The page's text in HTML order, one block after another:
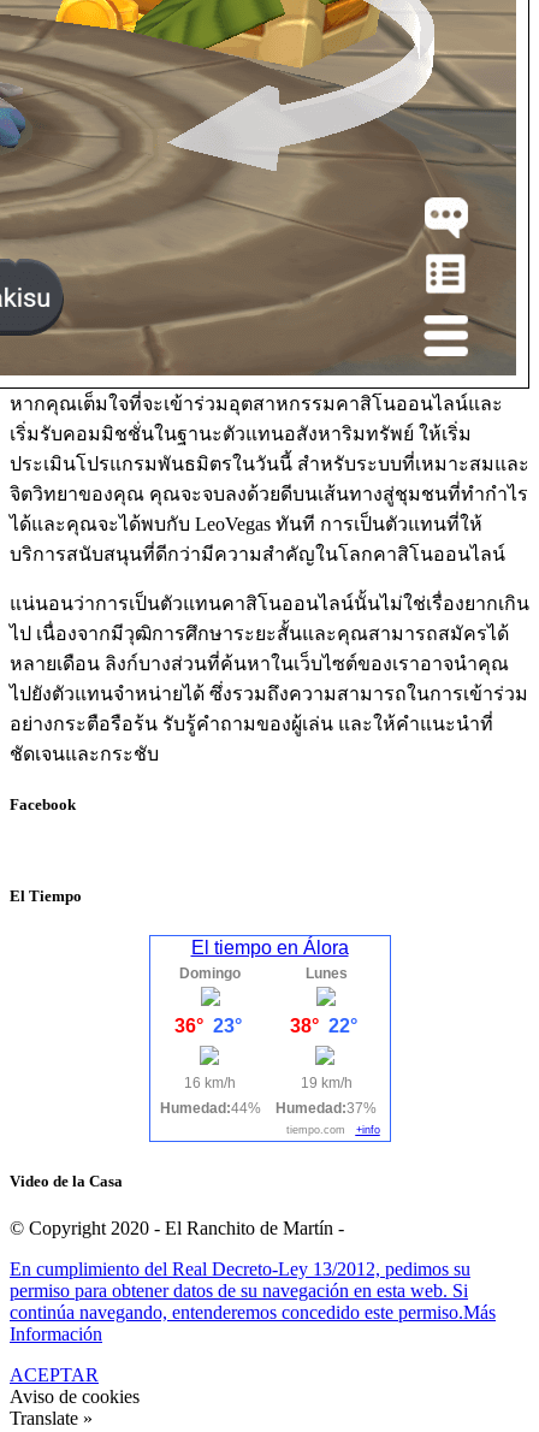
หากคุณเต็มใจที่จะเข้าร่วมอุตสาหกรรมคาสิโนออนไลน์และ
เริ่มรับคอมมิชชั่นในฐานะตัวแทนอสังหาริมทรัพย์ ให้เริ่ม
ประเมินโปรแกรมพันธมิตรในวันนี้ สำหรับระบบที่เหมาะสมและ
จิตวิทยาของคุณ คุณจะจบลงด้วยดีบนเส้นทางสู่ชุมชนที่ทำกำไร
ได้และคุณจะได้พบกับ LeoVegas ทันที การเป็นตัวแทนที่ให้
บริการสนับสนุนที่ดีกว่ามีความสำคัญในโลกคาสิโนออนไลน์
แน่นอนว่าการเป็นตัวแทนคาสิโนออนไลน์นั้นไม่ใช่เรื่องยากเกิน
ไป เนื่องจากมีวุฒิการศึกษาระยะสั้นและคุณสามารถสมัครได้
หลายเดือน ลิงก์บางส่วนที่ค้นหาในเว็บไซต์ของเราอาจนำคุณ
ไปยังตัวแทนจำหน่ายได้ ซึ่งรวมถึงความสามารถในการเข้าร่วม
อย่างกระตือรือร้น รับรู้คำถามของผู้เล่น และให้คำแนะนำที่
ชัดเจนและกระชับ
Facebook
El Tiempo
El tiempo en Álora
Domingo
36° 23°
16 km/h
Humedad:44%
Lunes
38° 22°
19 km/h
Humedad:37%
tiempo.com +info
Video de la Casa
© Copyright 2020 - El Ranchito de Martín -
En cumplimiento del Real Decreto-Ley 13/2012, pedimos su
permiso para obtener datos de su navegación en esta web. Si
continúa navegando, entenderemos concedido este permiso.Más
Información
ACEPTAR
Aviso de cookies
Translate »